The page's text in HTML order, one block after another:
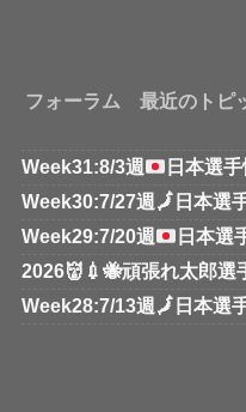
フォーラム 最近のトピ
Week31:8/3週 日本選
Week30:7/27週 🗾 日本選
Week29:7/20週
日本選
2026👹💉🐝頑張れ太郎選
Week28:7/13週 🗾 日本選